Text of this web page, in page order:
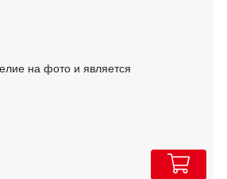
на фото и является